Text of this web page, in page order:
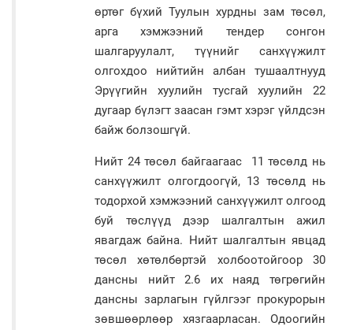
өртөг бүхий Туулын хурдны зам төсөл,
арга хэмжээний тендер сонгон
шалгаруулалт, түүнийг санхүүжилт
олгохдоо нийтийн албан тушаалтнууд
Эрүүгийн хуулийн тусгай хуулийн 22
дугаар бүлэгт заасан гэмт хэрэг үйлдсэн
байж болзошгүй.
Нийт 24 төсөл байгаагаас 11 төсөлд нь
санхүүжилт олгогдоогүй, 13 төсөлд нь
тодорхой хэмжээний санхүүжилт олгоод
буй төслүүд дээр шалгалтын ажил
явагдаж байна. Нийт шалгалтын явцад
төсөл хөтөлбөртэй холбоотойгоор 30
дансны нийт 2.6 их наяд төгрөгийн
дансны зарлагын гүйлгээг прокурорын
зөвшөөрлөөр хязгаарласан. Одоогийн